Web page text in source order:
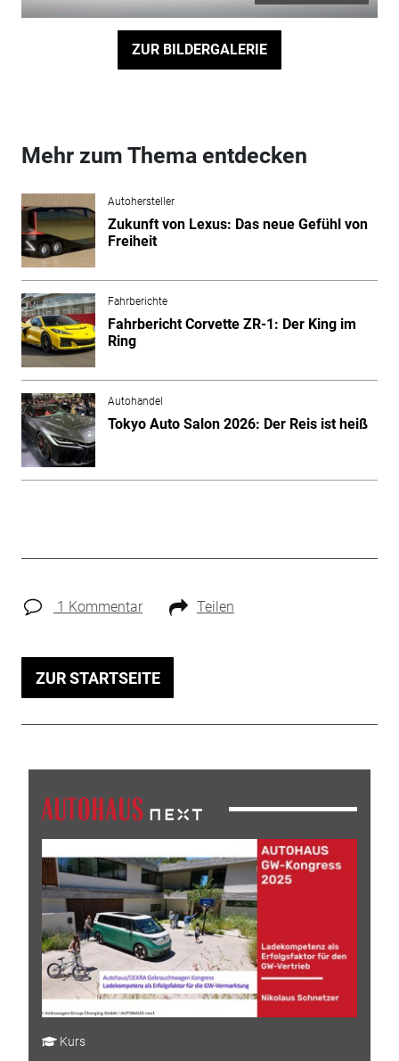
ZUR BILDERGALERIE
Mehr zum Thema entdecken
Autohersteller
Zukunft von Lexus: Das neue Gefühl von
Freiheit
Fahrberichte
Fahrbericht Corvette ZR-1: Der King im
Ring
Autohandel
Tokyo Auto Salon 2026: Der Reis ist heiß
1 Kommentar Teilen
ZUR STARTSEITE
Kurs